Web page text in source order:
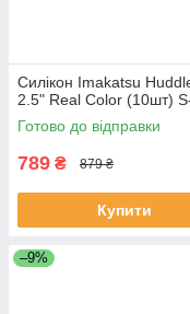
Силікон Imakatsu
2.5" Real Color (10шт)
Готово до відправки
789 ₴ 879 ₴
Купити
–9%